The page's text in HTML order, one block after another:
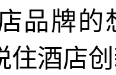
品牌的
酒店创